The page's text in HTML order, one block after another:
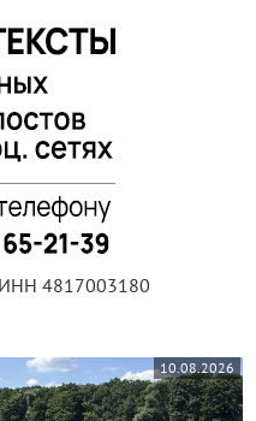
ИНН 4817003180
10.08.2026